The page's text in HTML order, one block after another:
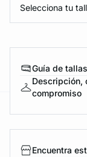
Selecciona tu
Guía de tallas
Descripción,
compromiso
Encuentra